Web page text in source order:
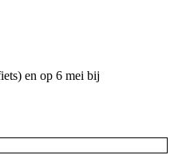
en op 6 mei bij